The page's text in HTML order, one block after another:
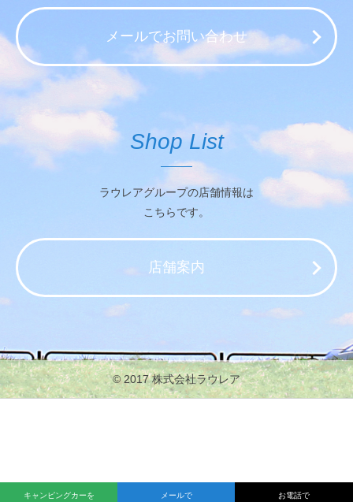
メールでお問い合わせ
Shop List
ラウレアグループの店舗情報は
こちらです。
店舗案内
© 2017 株式会社ラウレア
キャンピングカーを メールで お電話で